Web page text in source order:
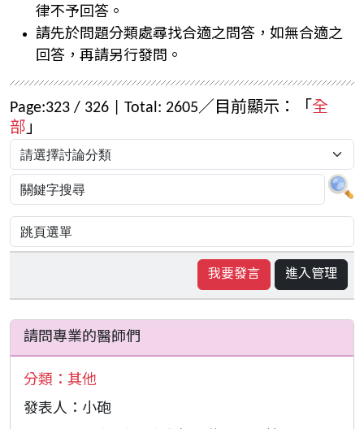
律不予回答。
請先於問題分類處尋找合適之問答，如無合適之
回答，再請另行發問。
Page:323 / 326 | Total: 2605／目前顯示：「 全
部」
我要發言 進入管理
請問專業的醫師們
分類： 其他
發表人：小砲